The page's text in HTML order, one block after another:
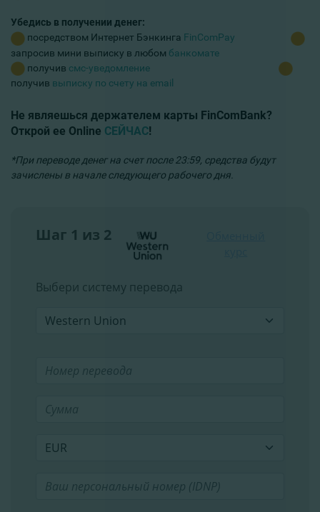
Убедись в получении денег:
посредством Интернет Бэнкинга FinComPay
запросив мини выписку в любом банкомате
получив смс-уведомление
получив выписку по счету на email
Не являешься держателем карты FinComBank?
Открой ее Online СЕЙЧАС!
*При переводе денег на счет после 23:59, средства будут
зачислены в начале следующего рабочего дня.